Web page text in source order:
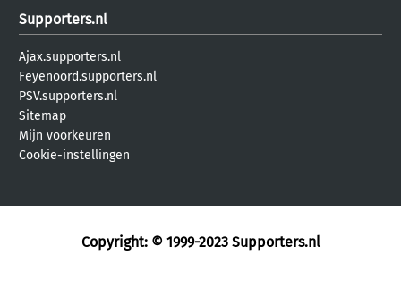
Supporters.nl
Ajax.supporters.nl
Feyenoord.supporters.nl
PSV.supporters.nl
Sitemap
Mijn voorkeuren
Cookie-instellingen
Copyright: © 1999-2023 Supporters.nl